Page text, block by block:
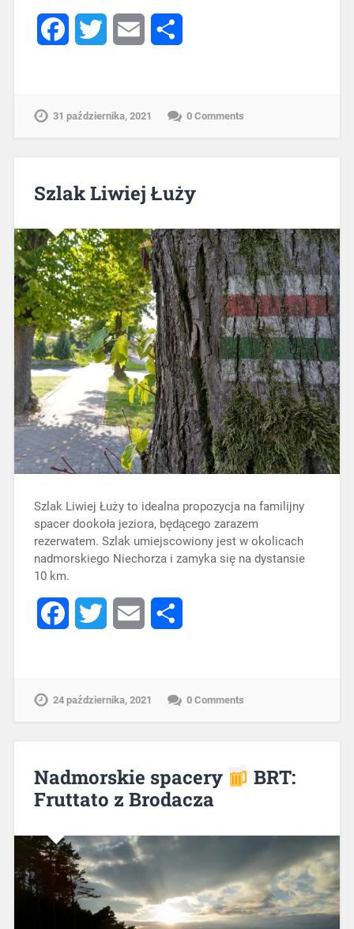
FacebookTwitter Email
31 października, 2021 0 Comments
Szlak Liwiej Łuży
Szlak Liwiej Łuży to idealna propozycja na familijny
spacer dookoła jeziora, będącego zarazem
rezerwatem. Szlak umiejscowiony jest w okolicach
nadmorskiego Niechorza i zamyka się na dystansie
10 km.
FacebookTwitter Email
24 października, 2021 0 Comments
Nadmorskie spacery
BRT:
Fruttato z Brodacza